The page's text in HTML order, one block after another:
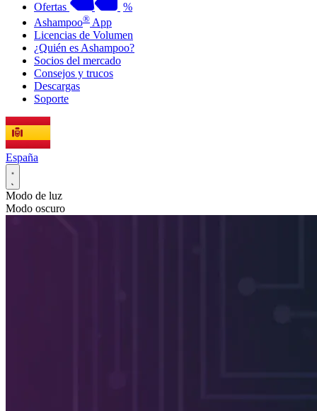
Ofertas
%
Ashampoo® App
Licencias de Volumen
¿Quién es Ashampoo?
Socios del mercado
Consejos y trucos
Descargas
Soporte
España
Modo de luz
Modo oscuro